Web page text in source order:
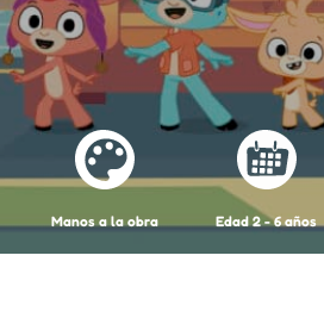
Manos a la obra Edad 2 - 6 años